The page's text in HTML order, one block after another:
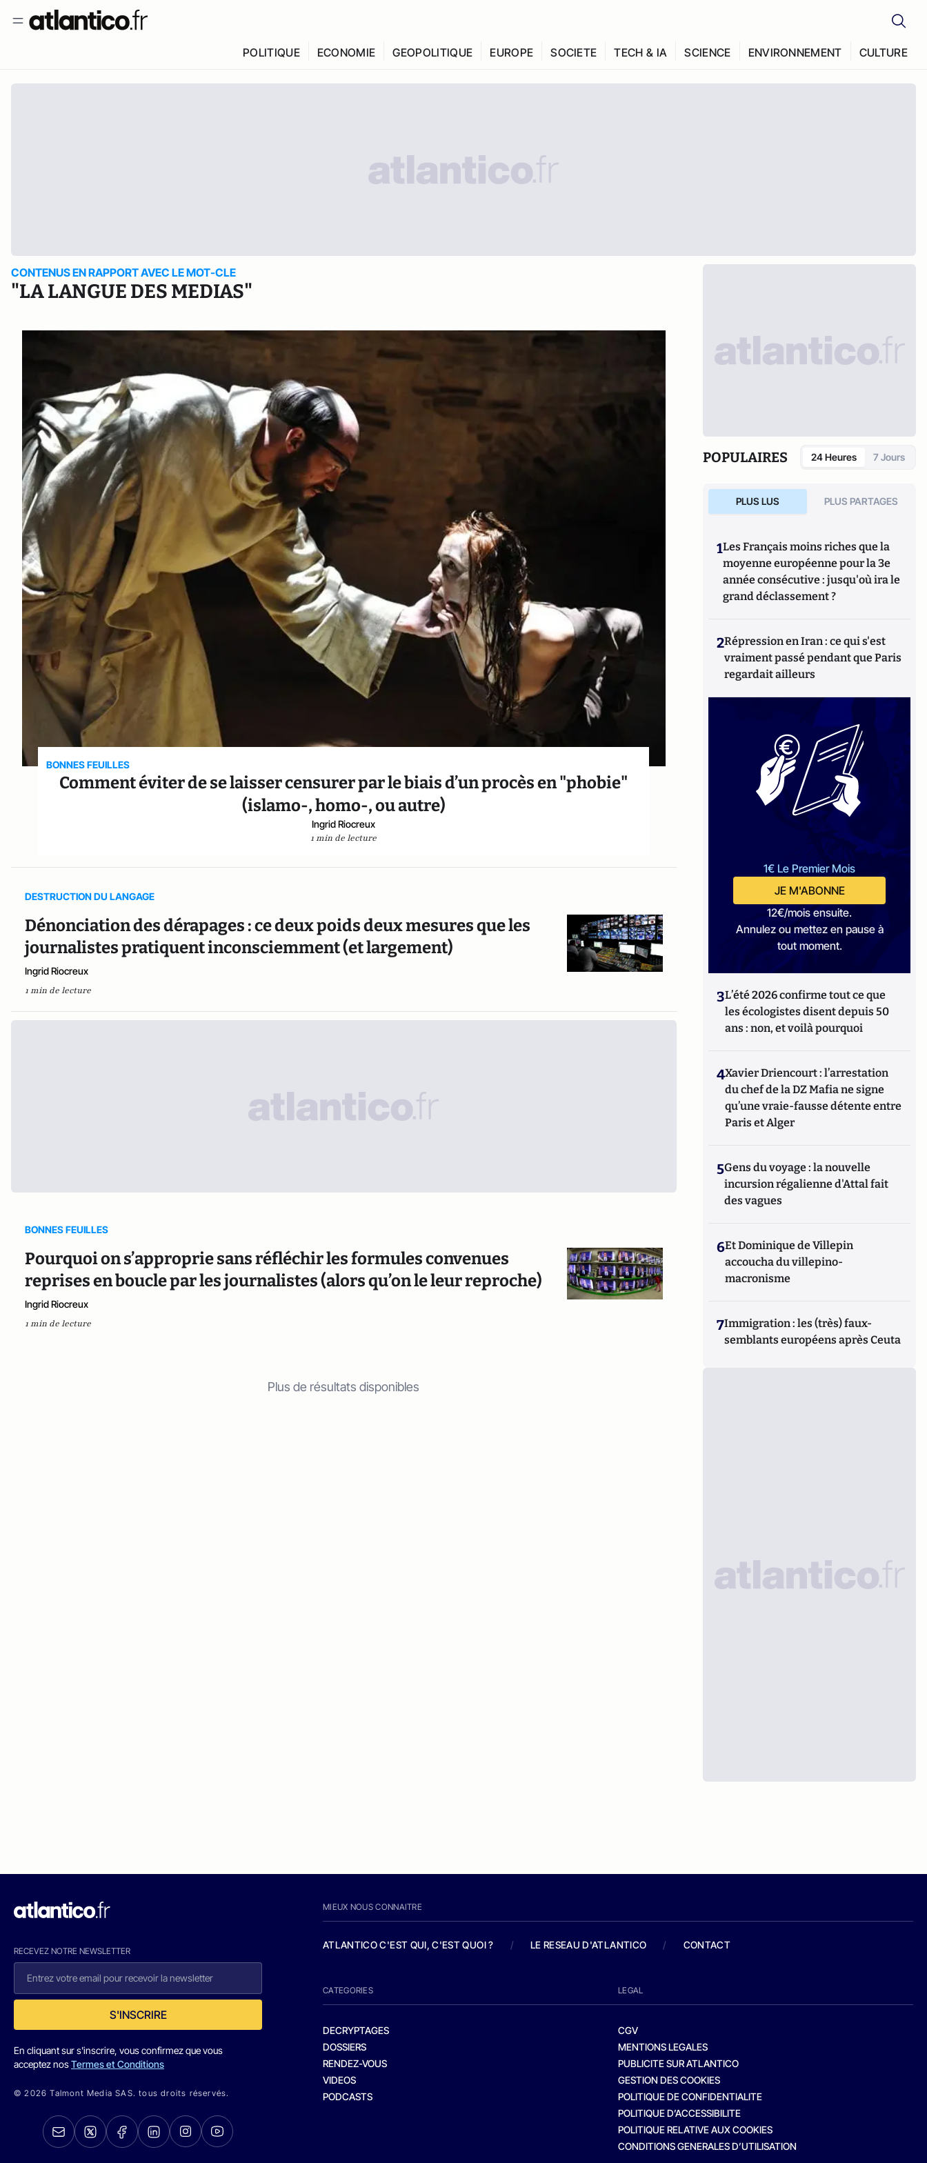
POLITIQUE ECONOMIE GEOPOLITIQUE EUROPE SOCIETE TECH & IA SCIENCE ENVIRONNEMENT CULTURE
CONTENUS EN RAPPORT AVEC LE MOT-CLE
"LA LANGUE DES MEDIAS"
BONNES FEUILLES
Comment éviter de se laisser censurer par le biais d’un procès en "phobie"
(islamo-, homo-, ou autre)
Ingrid Riocreux
1 min de lecture
DESTRUCTION DU LANGAGE
Dénonciation des dérapages : ce deux poids deux mesures que les
journalistes pratiquent inconsciemment (et largement)
Ingrid Riocreux
1 min de lecture
BONNES FEUILLES
Pourquoi on s’approprie sans réfléchir les formules convenues
reprises en boucle par les journalistes (alors qu’on le leur reproche)
Ingrid Riocreux
1 min de lecture
Plus de résultats disponibles
POPULAIRES 24 Heures 7 Jours
PLUS LUS PLUS PARTAGES
1Les Français moins riches que la
moyenne européenne pour la 3e
année consécutive : jusqu'où ira le
grand déclassement ?
2Répression en Iran : ce qui s'est
vraiment passé pendant que Paris
regardait ailleurs
1€ Le Premier Mois
JE M'ABONNE
12€/mois ensuite.
Annulez ou mettez en pause à
tout moment.
3L’été 2026 confirme tout ce que
les écologistes disent depuis 50
ans : non, et voilà pourquoi
4Xavier Driencourt : l’arrestation
du chef de la DZ Mafia ne signe
qu’une vraie-fausse détente entre
Paris et Alger
5Gens du voyage : la nouvelle
incursion régalienne d'Attal fait
des vagues
6Et Dominique de Villepin
accoucha du villepino-
macronisme
7Immigration : les (très) faux-
semblants européens après Ceuta
RECEVEZ NOTRE NEWSLETTER
S'INSCRIRE
En cliquant sur s'inscrire, vous confirmez que vous
acceptez nosTermes et Conditions
© 2026 Talmont Media SAS. tous droits réservés.
MIEUX NOUS CONNAITRE
ATLANTICO C'EST QUI, C'EST QUOI ? / LE RESEAU D'ATLANTICO / CONTACT
CATEGORIES
DECRYPTAGES
DOSSIERS
RENDEZ-VOUS
VIDEOS
PODCASTS
LEGAL
CGV
MENTIONS LEGALES
PUBLICITE SUR ATLANTICO
GESTION DES COOKIES
POLITIQUE DE CONFIDENTIALITE
POLITIQUE D’ACCESSIBILITE
POLITIQUE RELATIVE AUX COOKIES
CONDITIONS GENERALES D’UTILISATION